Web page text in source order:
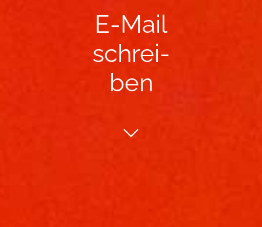
E-​Mail
schrei­
ben